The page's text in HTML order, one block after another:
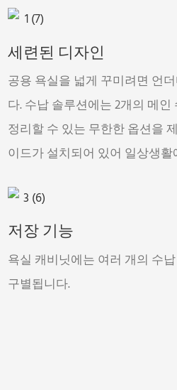
세련된 디자인
공용 욕실을 넓게 꾸미려면 언
다. 수납 솔루션에는 2개의 메
정리할 수 있는 무한한 옵션을
이드가 설치되어 있어 일상생
저장 기능
욕실 캐비닛에는 여러 개의 수
구별됩니다.